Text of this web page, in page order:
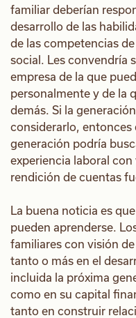
familiar deberían
desarrollo de las
de las competencias
social. Les convendría
empresa de la que
personalmente y de la
demás. Si la
considerarlo, entonces
generación podría
experiencia laboral
rendición de cuentas
La buena noticia es
pueden aprenderse.
familiares con visión
tanto o más en el
incluida la próxima
como en su capital
tanto en construir